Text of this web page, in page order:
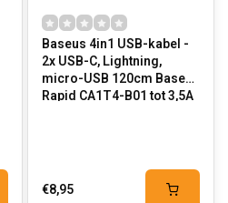
Baseus 4in1 USB-kabel -
2x USB-C, Lightning,
micro-USB 120cm Baseus
Rapid CA1T4-B01 tot 3,5A
€8,95